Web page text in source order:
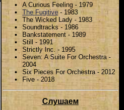
A Curious Feeling - 1979
The Fugitive - 1983
The Wicked Lady - 1983
Soundtracks - 1986
Bankstatement - 1989
Still - 1991
Strictly Inc. - 1995
Seven: A Suite For Orchestra -
2004
Six Pieces For Orchestra - 2012
Five - 2018
Слушаем